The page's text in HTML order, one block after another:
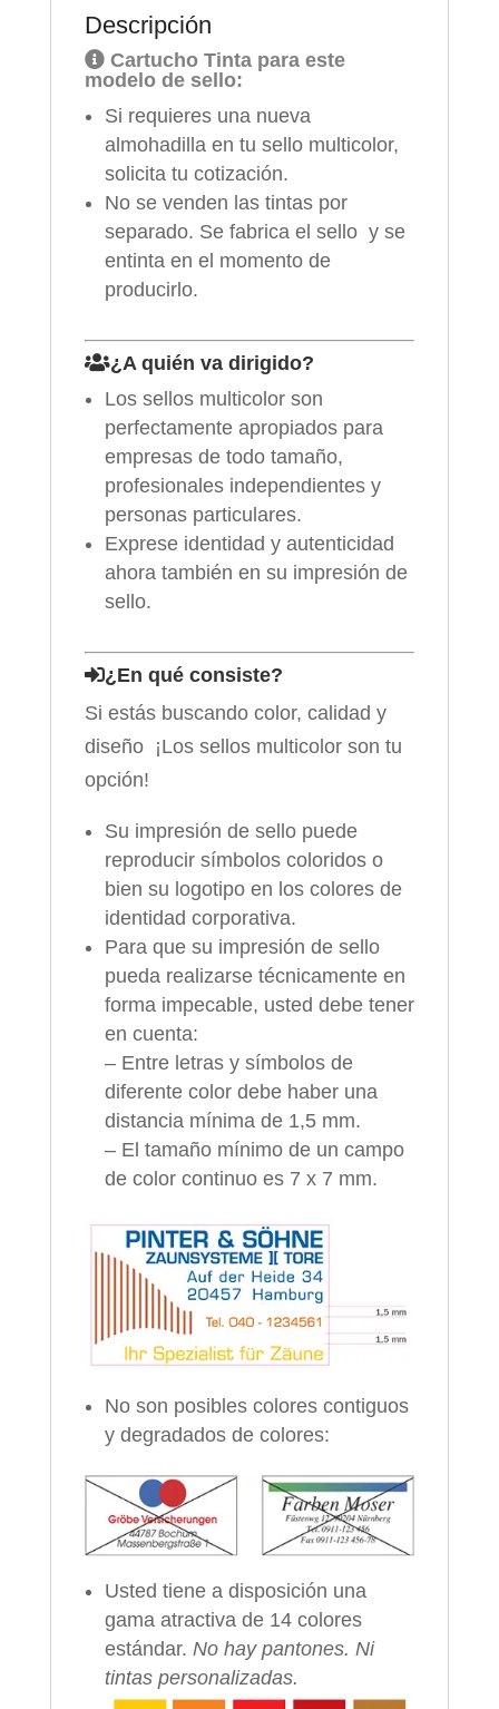
Descripción
Cartucho Tinta para este
modelo de sello:
Si requieres una nueva
almohadilla en tu sello multicolor,
solicita tu cotización.
No se venden las tintas por
separado. Se fabrica el sello y se
entinta en el momento de
producirlo.
¿A quién va dirigido?
Los sellos multicolor son
perfectamente apropiados para
empresas de todo tamaño,
profesionales independientes y
personas particulares.
Exprese identidad y autenticidad
ahora también en su impresión de
sello.
¿En qué consiste?
Si estás buscando color, calidad y
diseño ¡Los sellos multicolor son tu
opción!
Su impresión de sello puede
reproducir símbolos coloridos o
bien su logotipo en los colores de
identidad corporativa.
Para que su impresión de sello
pueda realizarse técnicamente en
forma impecable, usted debe tener
en cuenta:
– Entre letras y símbolos de
diferente color debe haber una
distancia mínima de 1,5 mm.
– El tamaño mínimo de un campo
de color continuo es 7 x 7 mm.
No son posibles colores contiguos
y degradados de colores:
Usted tiene a disposición una
gama atractiva de 14 colores
estándar. No hay pantones. Ni
tintas personalizadas.